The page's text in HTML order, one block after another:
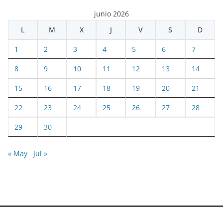
junio 2026
L
M X J V S D
1 2 3 4 5 6 7
8 9 10 11 12 13 14
15 16 17 18 19 20 21
22 23 24 25 26 27 28
29 30
« May Jul »